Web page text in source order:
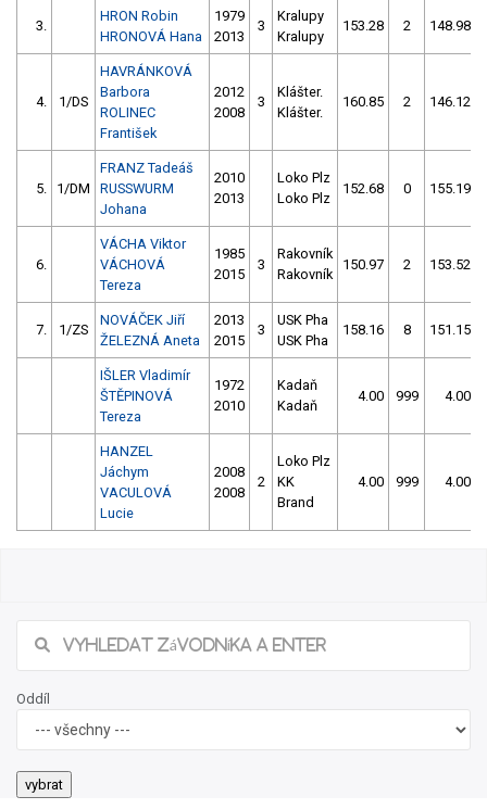
3.
HRON Robin
HRONOVÁ Hana
1979
2013
3
Kralupy
Kralupy
153.28 2 148.98
4. 1/DS
HAVRÁNKOVÁ
Barbora
ROLINEC
František
2012
2008
3
Klášter.
Klášter.
160.85 2 146.12
5. 1/DM
FRANZ Tadeáš
RUSSWURM
Johana
2010
2013
Loko Plz
Loko Plz
152.68 0 155.19
6.
VÁCHA Viktor
VÁCHOVÁ
Tereza
1985
2015
3
Rakovník
Rakovník
150.97 2 153.52
7. 1/ZS
NOVÁČEK Jiří
ŽELEZNÁ Aneta
2013
2015
3
USK Pha
USK Pha
158.16 8 151.15
IŠLER Vladimír
ŠTĚPINOVÁ
Tereza
1972
2010
Kadaň
Kadaň
4.00 999 4.00
HANZEL
Jáchym
VACULOVÁ
Lucie
2008
2008
2
Loko Plz
KK
Brand
4.00 999 4.00
Oddíl